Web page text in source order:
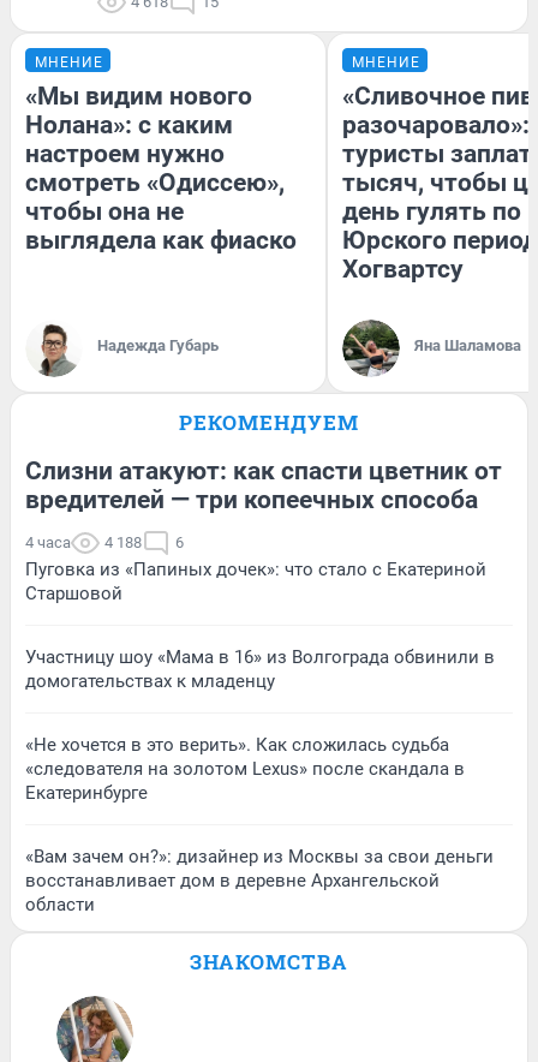
МНЕНИЕ
«Мы видим нового
Нолана»: с каким
настроем нужно
смотреть «Одиссею»,
чтобы она не
выглядела как фиаско
Надежда Губарь
МНЕНИЕ
«Сливочное
разочаровало»:
туристы
тысяч, чтобы
день гулять по
Юрского
Хогвартсу
Яна Шаламова
РЕКОМЕНДУЕМ
Слизни атакуют: как спасти цветник от
вредителей — три копеечных способа
4 часа 4 188 6
Пуговка из «Папиных дочек»: что стало с Екатериной
Старшовой
Участницу шоу «Мама в 16» из Волгограда обвинили в
домогательствах к младенцу
«Не хочется в это верить». Как сложилась судьба
«следователя на золотом Lexus» после скандала в
Екатеринбурге
«Вам зачем он?»: дизайнер из Москвы за свои деньги
восстанавливает дом в деревне Архангельской
области
ЗНАКОМСТВА